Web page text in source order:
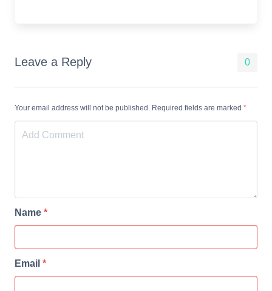
Leave a Reply 0
Your email address will not be published. Required fields are marked *
Name *
Email *